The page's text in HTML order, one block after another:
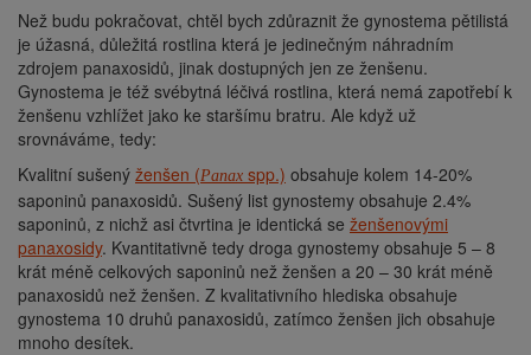
Než budu pokračovat, chtěl bych zdůraznit že gynostema pětilistá
je úžasná, důležitá rostlina která je jedinečným náhradním
zdrojem panaxosidů, jinak dostupných jen ze ženšenu.
Gynostema je též svébytná léčivá rostlina, která nemá zapotřebí k
ženšenu vzhlížet jako ke staršímu bratru. Ale když už
srovnáváme, tedy:
Kvalitní sušený ženšen (Panax spp.) obsahuje kolem 14-20%
saponinů panaxosidů. Sušený list gynostemy obsahuje 2.4%
saponinů, z nichž asi čtvrtina je identická se ženšenovými
panaxosidy. Kvantitativně tedy droga gynostemy obsahuje 5 – 8
krát méně celkových saponinů než ženšen a 20 – 30 krát méně
panaxosidů než ženšen. Z kvalitativního hlediska obsahuje
gynostema 10 druhů panaxosidů, zatímco ženšen jich obsahuje
mnoho desítek.